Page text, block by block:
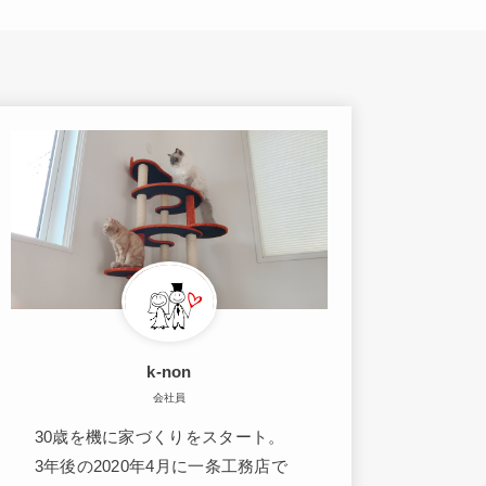
k-non
会社員
30歳を機に家づくりをスタート。
3年後の2020年4月に一条工務店で